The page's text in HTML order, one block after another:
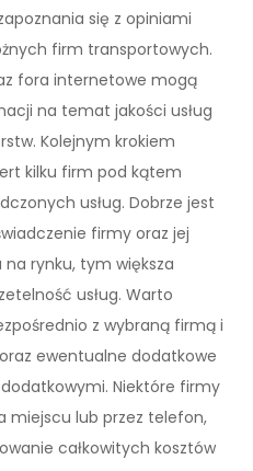
się z opiniami
firm transportowych.
fora internetowe mogą
na temat jakości usług
Kolejnym krokiem
kilku firm pod kątem
usług. Dobrze jest
firmy oraz jej
na rynku, tym większa
usług. Warto
z wybraną firmą i
ewentualne dodatkowe
Niektóre firmy
miejscu lub przez telefon,
całkowitych kosztów